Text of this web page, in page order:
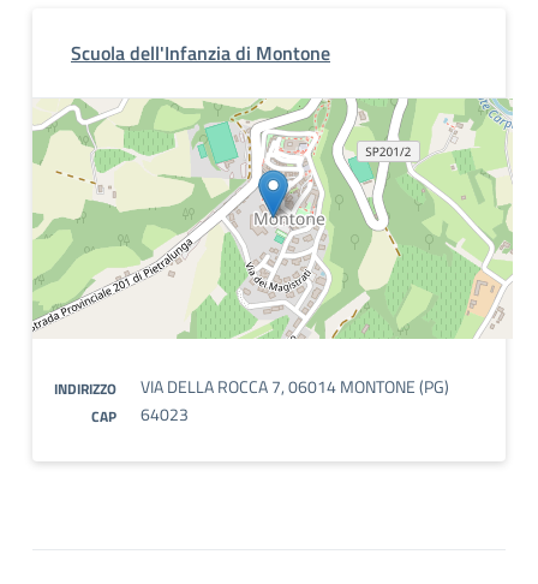
Scuola dell'Infanzia di Montone
INDIRIZZO VIA DELLA ROCCA 7, 06014 MONTONE (PG)
CAP 64023